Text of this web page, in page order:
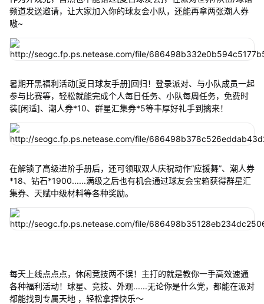
频道发送邀请，让大家加入你的球友会小队，还能再拿两张潮人券
嗷~
暑期开黑福利活动[夏日球友手册]回归！登录派对、与小队成员一起
参与比赛等，轻松就能完成个人每日任务、小队每周任务，免费时
装[闲适]、潮人券*10、群星汇集券*5等丰厚好礼手到擒来！
在解锁了高级进阶手册后，还可领取双人庆祝动作“应援舞”、潮人券
*18、钻石*1900......满级之后也有机会通过球友会宝箱获得群星汇
集券、天赋中级材料等各种奖励。
每天上线点点点，休闲竞技两不误！主打的就是教你一手高效速通
各种福利活动！球星、竞技、外观......无论你是什么党，都能在派对
都能找到专属天地 ，轻松拿捏快乐～